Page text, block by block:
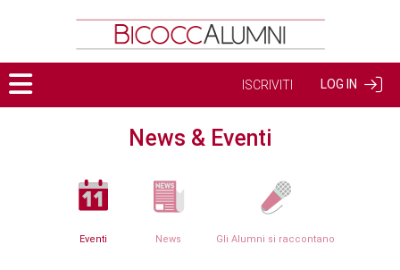
LOG IN
ISCRIVITI
News & Eventi
Eventi News Gli Alumni si raccontano